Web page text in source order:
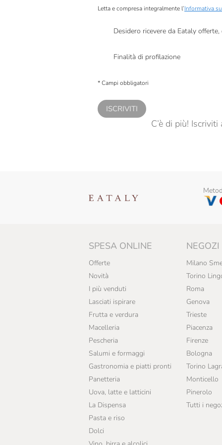
Armatore
Azienda Agricola Moretti
Benedetto
Belfiore
Cascina Fiume
Caseificio Valsamoggia
Centonze
Cetaria Saporum
Cherchi
Chiaverini Firenze
Cofruits
Conapi
Letta e compresa integralmente l’Informativa
Desidero ricevere da Eataly
Finalità di profilazione
* Campi obbligatori
ISCRIVITI
C’è di più!
SPESA ONLINE
Offerte
Novità
I più venduti
Lasciati ispirare
Frutta e verdura
Macelleria
Pescheria
Salumi e formaggi
Gastronomia e piatti pronti
Panetteria
Uova, latte e latticini
La Dispensa
Pasta e riso
Dolci
NEGOZI
Milano
Torino
Roma
Genova
Trieste
Piacenza
Firenze
Bologna
Torino
Monticello
Pinerolo
Tutti i